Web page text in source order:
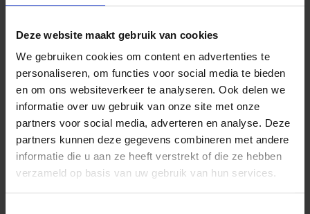
Deze website maakt gebruik van cookies
We gebruiken cookies om content en advertenties te
personaliseren, om functies voor social media te bieden
en om ons websiteverkeer te analyseren. Ook delen we
informatie over uw gebruik van onze site met onze
partners voor social media, adverteren en analyse. Deze
partners kunnen deze gegevens combineren met andere
informatie die u aan ze heeft verstrekt of die ze hebben
verzameld op basis van uw gebruik van hun services.
daarmee in overeenstemming is.
spaar- en beleggingsverzekeringen
niet-fiscaal sparen als pensioensparen en
langetermijnsparen) dienen
tussenpersonen bij de verstrekking van
advies informatie in te winnen over de
kennis en ervaring van de (potentiële)
klant, diens financiële situatie,
beleggingsdoelstellingen en
risicotolerantie om geschikte
verzekeringen te kunnen aanbevelen. In dit
kader dienen de tussenpersonen bovendien
te peilen naar de